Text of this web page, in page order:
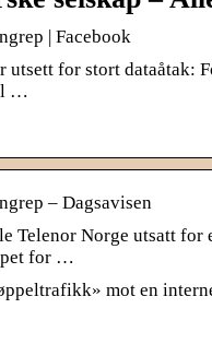
| Facebook
for stort dataåtak:
…
– Dagsavisen
Norge utsatt for
for …
mot en